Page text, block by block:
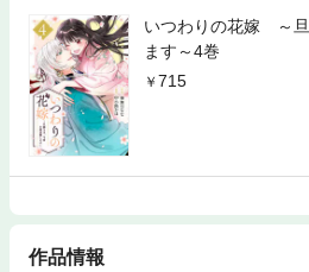
いつわりの花嫁 ～
ます～4巻
715
作品情報